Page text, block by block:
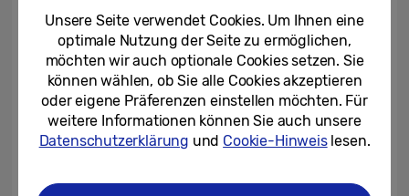
US-amerikanischen Online-Möbelhersteller
Wayfair startet die Heimdekor-Funktion von
Bixby Vision automatisch, wenn Anwender
innerhalb der Samsung Internet-App auf
einen Onlineshop mit 3D-Inhalten stoßen.
Produkt zu ihrer bestehenden Einrichtung
Unsere Seite verwendet Cookies. Um Ihnen eine
optimale Nutzung der Seite zu ermöglichen,
möchten wir auch optionale Cookies setzen. Sie
können wählen, ob Sie alle Cookies akzeptieren
oder eigene Präferenzen einstellen möchten. Für
weitere Informationen können Sie auch unsere
Datenschutzerklärung und Cookie-Hinweislesen.